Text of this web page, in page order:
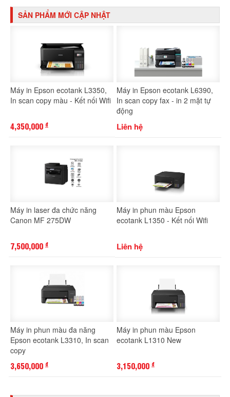
SẢN PHẨM MỚI CẬP NHẬT
Máy in Epson ecotank L3350,
In scan copy màu - Kết nối Wifi
4,350,000 đ
Máy in Epson ecotank L6390,
In scan copy fax - in 2 mặt tự
động
Liên hệ
Máy in laser đa chức năng
Canon MF 275DW
7,500,000 đ
Máy in phun màu Epson
ecotank L1350 - Kết nối Wifi
Liên hệ
Máy in phun màu đa năng
Epson ecotank L3310, In scan
copy
3,650,000 đ
Máy in phun màu Epson
ecotank L1310 New
3,150,000 đ